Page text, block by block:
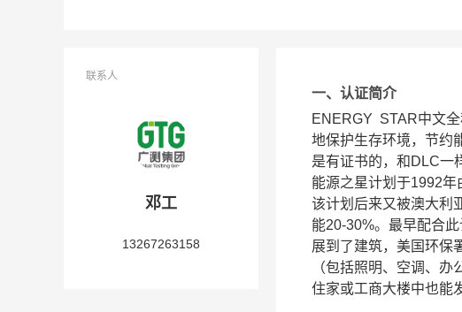
联系人
邓工
13267263158
一、认证简介
ENERGY STAR中文
地保护生存环境，节约
是有证书的，和DLC一
能源之星计划于1992年
该计划后来又被澳大利
能20-30%。最早配合
展到了建筑，美国环保
（包括照明、空调、
住家或工商大楼中也能